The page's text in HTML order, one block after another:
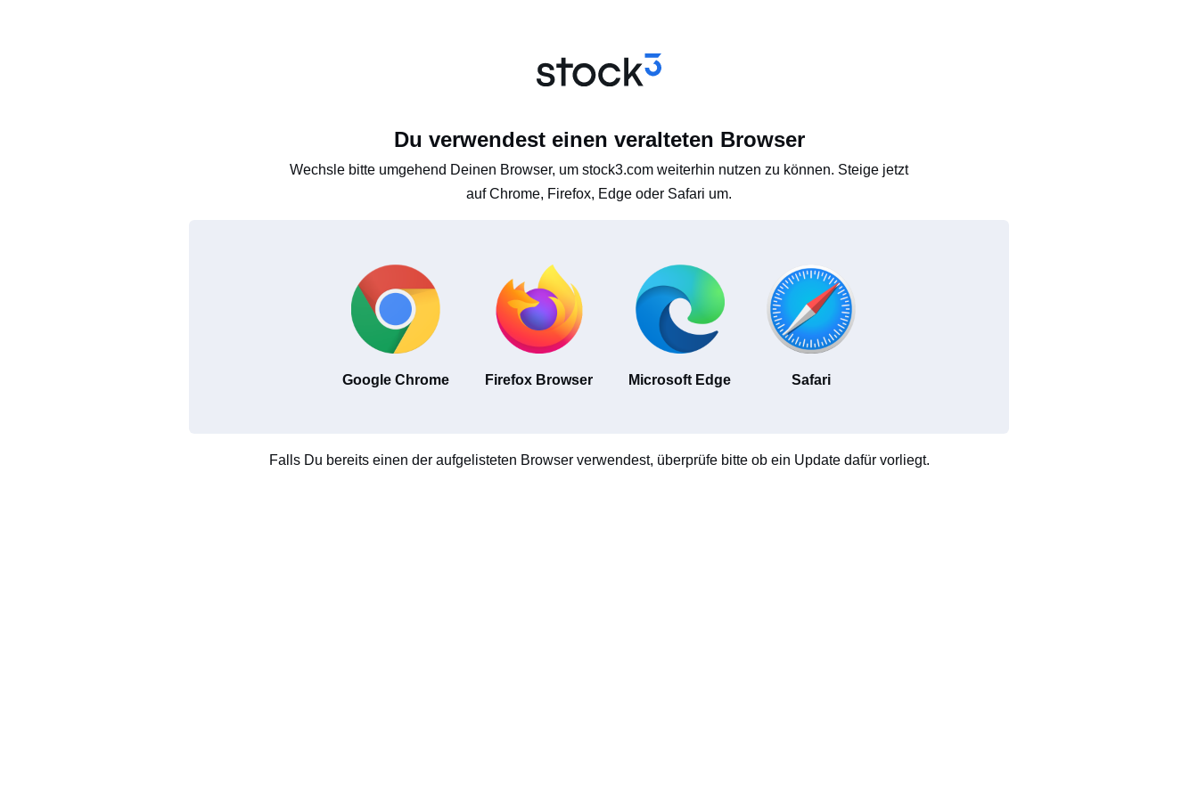
Du verwendest einen veralteten Browser
Wechsle bitte umgehend Deinen Browser, um stock3.com weiterhin nutzen zu können. Steige jetzt
auf Chrome, Firefox, Edge oder Safari um.
Google Chrome Firefox Browser Microsoft Edge Safari
Falls Du bereits einen der aufgelisteten Browser verwendest, überprüfe bitte ob ein Update dafür vorliegt.